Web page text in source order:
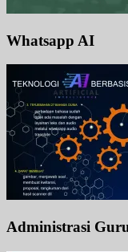
Whatsapp AI
Administrasi